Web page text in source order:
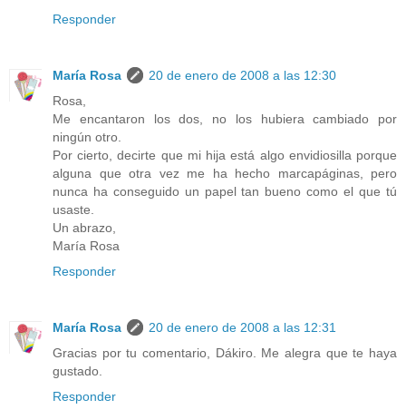
Responder
María Rosa
20 de enero de 2008 a las 12:30
Rosa,
Me encantaron los dos, no los hubiera cambiado por
ningún otro.
Por cierto, decirte que mi hija está algo envidiosilla porque
alguna que otra vez me ha hecho marcapáginas, pero
nunca ha conseguido un papel tan bueno como el que tú
usaste.
Un abrazo,
María Rosa
Responder
María Rosa
20 de enero de 2008 a las 12:31
Gracias por tu comentario, Dákiro. Me alegra que te haya
gustado.
Responder